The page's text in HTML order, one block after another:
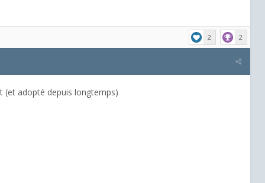
2 2
adopté depuis longtemps)